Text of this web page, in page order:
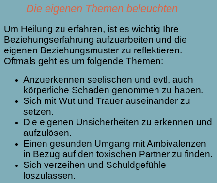
Die eigenen Themen beleuchten
Um Heilung zu erfahren, ist es wichtig Ihre
Beziehungserfahrung aufzuarbeiten und die
eigenen Beziehungsmuster zu reflektieren.
Oftmals geht es um folgende Themen:
Anzuerkennen seelischen und evtl. auch
körperliche Schaden genommen zu haben.
Sich mit Wut und Trauer auseinander zu
setzen.
Die eigenen Unsicherheiten zu erkennen und
aufzulösen.
Einen gesunden Umgang mit Ambivalenzen
in Bezug auf den toxischen Partner zu finden.
Sich verzeihen und Schuldgefühle
loszulassen.